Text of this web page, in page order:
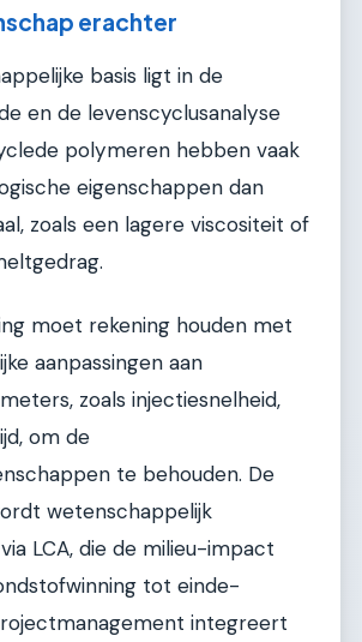
erachter
basis ligt in de
en de levenscyclusanalyse
polymeren hebben vaak
eigenschappen dan
zoals een lagere viscositeit of
moet rekening houden met
aanpassingen aan
zoals injectiesnelheid,
om de
te behouden. De
wetenschappelijk
LCA, die de milieu-impact
tot einde-
integreert